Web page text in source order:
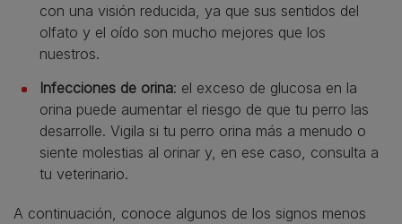
con una visión reducida, ya que sus sentidos del
olfato y el oído son mucho mejores que los
nuestros.
Infecciones de orina: el exceso de glucosa en la
orina puede aumentar el riesgo de que tu perro las
desarrolle. Vigila si tu perro orina más a menudo o
siente molestias al orinar y, en ese caso, consulta a
tu veterinario.
A continuación, conoce algunos de los signos menos